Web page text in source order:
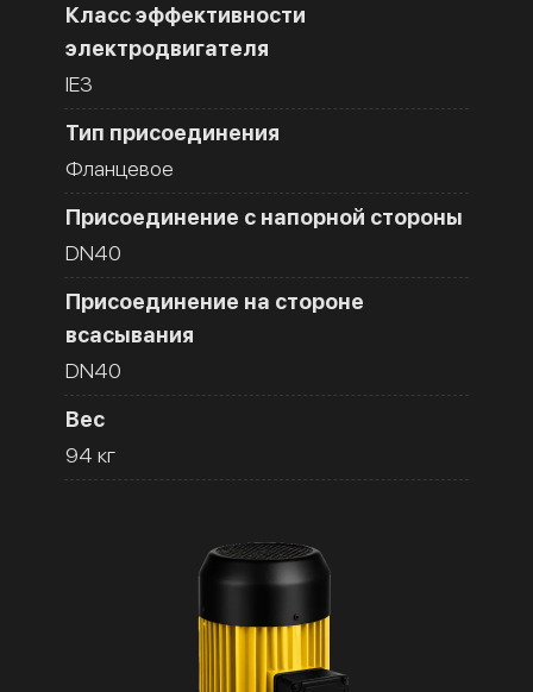
Класс эффективности
электродвигателя
IE3
Тип присоединения
Фланцевое
Присоединение с напорной стороны
DN40
Присоединение на стороне
всасывания
DN40
Вес
94 кг